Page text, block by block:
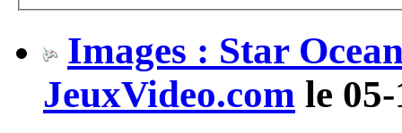
Images : Star
JeuxVideo.com le